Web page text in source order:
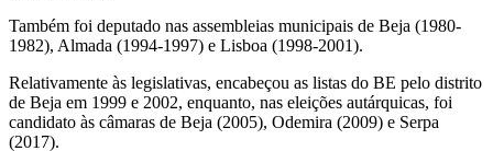
Também foi deputado nas assembleias municipais de Beja (1980-
1982), Almada (1994-1997) e Lisboa (1998-2001).
Relativamente às legislativas, encabeçou as listas do BE pelo distrito
de Beja em 1999 e 2002, enquanto, nas eleições autárquicas, foi
candidato às câmaras de Beja (2005), Odemira (2009) e Serpa
(2017).